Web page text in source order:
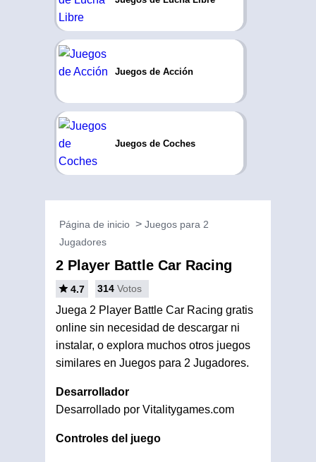
Juegos de Acción
Juegos de Coches
Página de inicio
Juegos para 2
Jugadores
2 Player Battle Car Racing
4.7 314 Votos
Juega 2 Player Battle Car Racing gratis
online sin necesidad de descargar ni
instalar, o explora muchos otros juegos
similares en Juegos para 2 Jugadores.
Desarrollador
Desarrollado por Vitalitygames.com
Controles del juego